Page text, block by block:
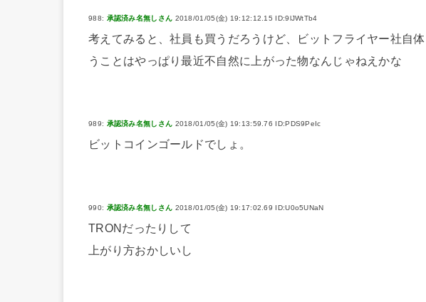
988: 承認済み名無しさん 2018/01/05(金) 19:12:12.15 ID:9lJWtTb4
考えてみると、社員も買うだろうけど、ビットフライヤー社自
うことはやっぱり最近不自然に上がった物なんじゃねえかな
989: 承認済み名無しさん 2018/01/05(金) 19:13:59.76 ID:PDS9PeIc
ビットコインゴールドでしょ。
990: 承認済み名無しさん 2018/01/05(金) 19:17:02.69 ID:U0o5UNaN
TRONだったりして
上がり方おかしいし